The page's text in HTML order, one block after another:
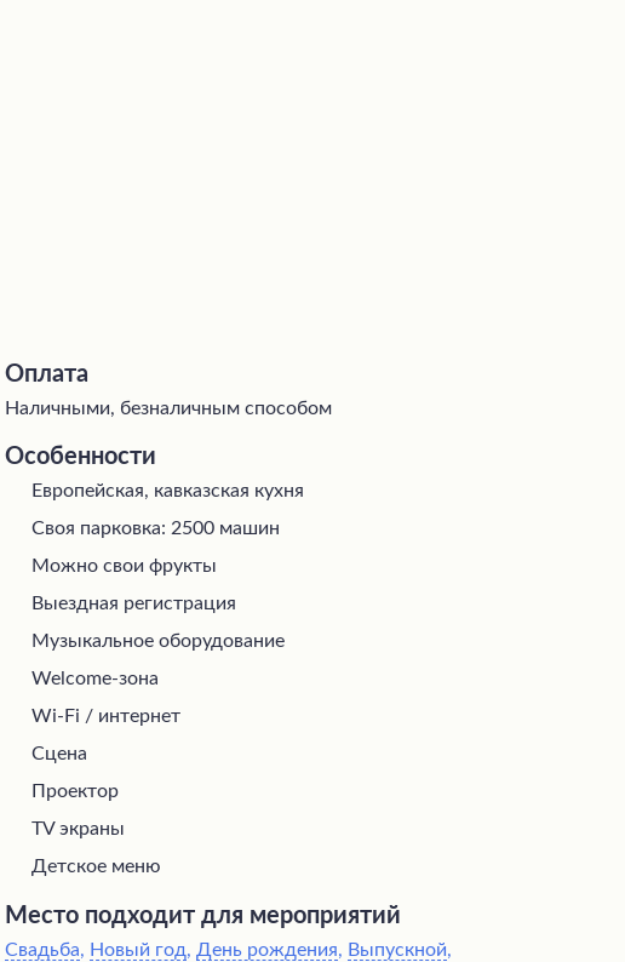
Оплата
Наличными, безналичным способом
Особенности
Европейская, кавказская кухня
Своя парковка: 2500 машин
Можно свои фрукты
Выездная регистрация
Музыкальное оборудование
Welcome-зона
Wi-Fi / интернет
Сцена
Проектор
TV экраны
Детское меню
Место подходит для мероприятий
Свадьба, Новый год, День рождения, Выпускной,